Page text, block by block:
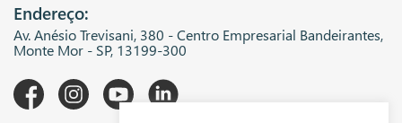
Endereço:
Av. Anésio Trevisani, 380 - Centro Empresarial Bandeirantes,
Monte Mor - SP, 13199-300